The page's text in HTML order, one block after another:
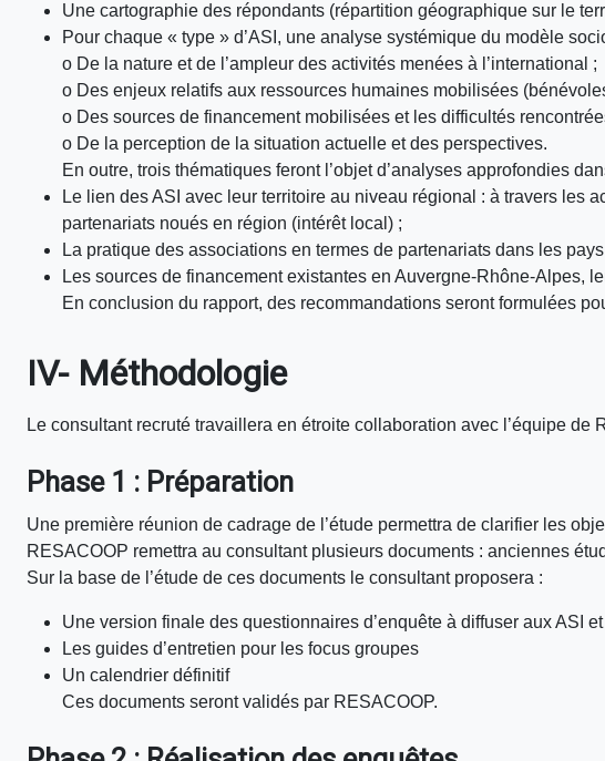
Une cartographie des répondants (répartition géographique sur le
Pour chaque « type » d’ASI, une analyse systémique du modèle
o De la nature et de l’ampleur des activités menées à l’international ;
o Des enjeux relatifs aux ressources humaines mobilisées
o Des sources de financement mobilisées et les difficultés
o De la perception de la situation actuelle et des perspectives.
En outre, trois thématiques feront l’objet d’analyses approfondies
Le lien des ASI avec leur territoire au niveau régional : à travers les
partenariats noués en région (intérêt local) ;
La pratique des associations en termes de partenariats dans les pays
Les sources de financement existantes en Auvergne-Rhône-Alpes,
En conclusion du rapport, des recommandations seront formulées
IV- Méthodologie
Le consultant recruté travaillera en étroite collaboration avec l’équipe de
Phase 1 : Préparation
Une première réunion de cadrage de l’étude permettra de clarifier les
RESACOOP remettra au consultant plusieurs documents : anciennes
Sur la base de l’étude de ces documents le consultant proposera :
Une version finale des questionnaires d’enquête à diffuser aux ASI
Les guides d’entretien pour les focus groupes
Un calendrier définitif
Ces documents seront validés par RESACOOP.